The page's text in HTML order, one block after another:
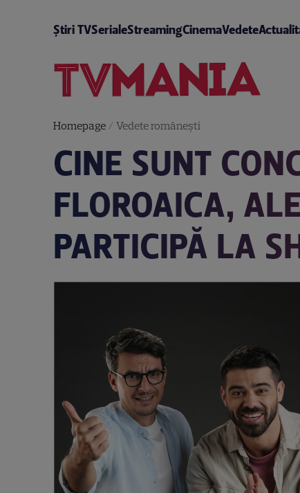
Știri TVSerialeStreamingCinemaVedete
Homepage/ Vedete româneşti
CINE SUNT
FLOROAICA,
PARTICIPĂ LA